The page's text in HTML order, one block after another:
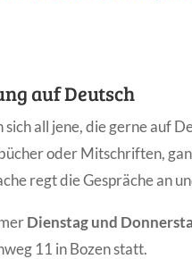
auf Deutsch
sich all jene, die gerne auf
oder Mitschriften,
regt die Gespräche an
Dienstag und
11 in Bozen statt.